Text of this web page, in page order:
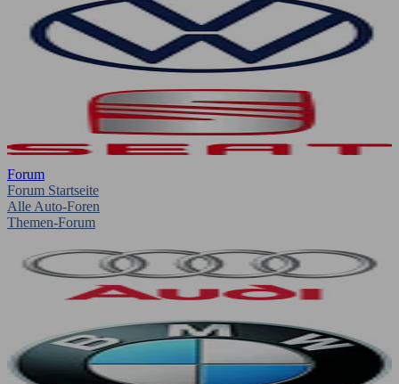
Forum
Forum Startseite
Alle Auto-Foren
Themen-Forum